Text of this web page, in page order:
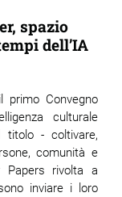
spazio
dell’IA
Convegno
culturale
titolo - coltivare,
comunità e
Papers rivolta a
inviare i loro